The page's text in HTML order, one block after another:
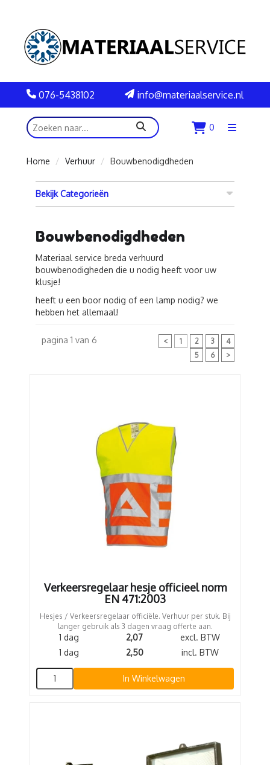
076-5438102 info@materiaalservice.nl
zoeken 0
Menu
Home
Verhuur Bouwbenodigdheden
Bekijk Categorieën
Bouwbenodigdheden
Materiaal service breda verhuurd
bouwbenodigheden die u nodig heeft voor uw
klusje!
heeft u een boor nodig of een lamp nodig? we
hebben het allemaal!
pagina 1 van 6 < 1 2 3
4
5
6 >
Verkeersregelaar hesje officieel norm
EN 471:2003
Hesjes / Verkeersregelaar officiële. Verhuur per stuk. Bij
langer gebruik als 3 dagen vraag offerte aan.
1 dag 2,07
excl. BTW
1 dag
2,50 incl. BTW
In Winkelwagen